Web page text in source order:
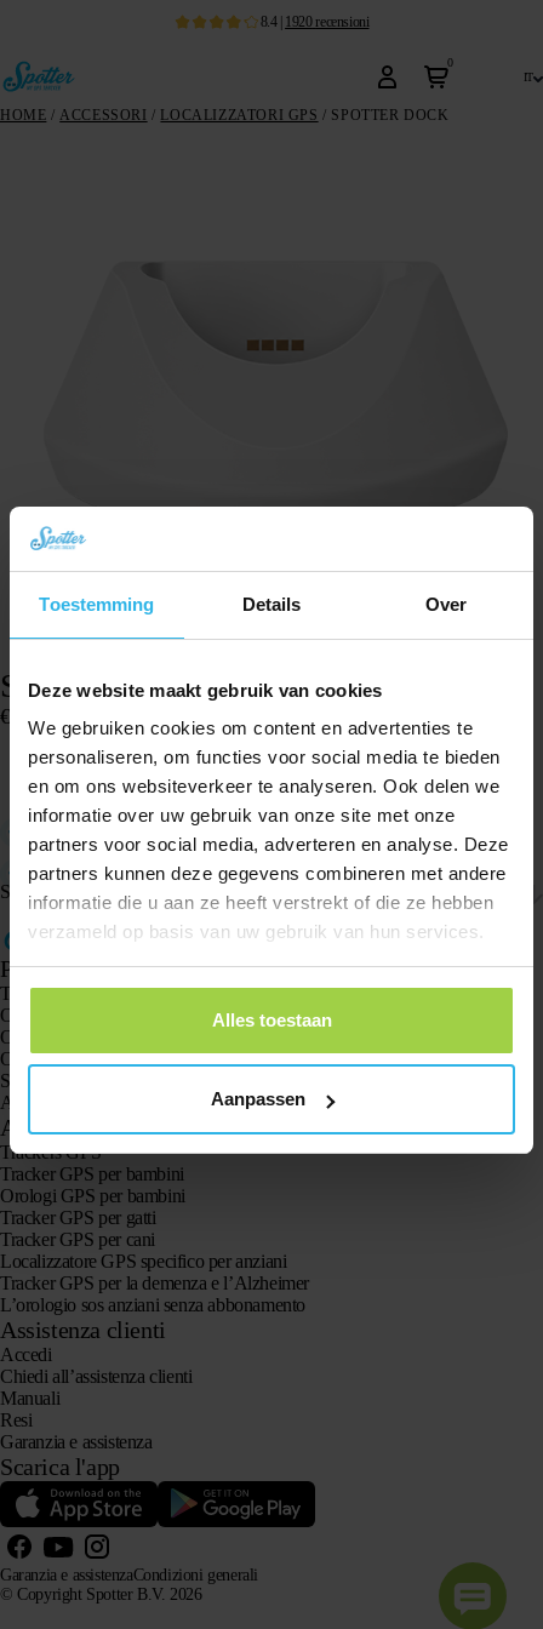
Toestemming Details Over
Deze website maakt gebruik van cookies
We gebruiken cookies om content en advertenties te
personaliseren, om functies voor social media te bieden
en om ons websiteverkeer te analyseren. Ook delen we
informatie over uw gebruik van onze site met onze
partners voor social media, adverteren en analyse. Deze
partners kunnen deze gegevens combineren met andere
informatie die u aan ze heeft verstrekt of die ze hebben
verzameld op basis van uw gebruik van hun services.
Alles toestaan
Aanpassen
8.4| 1920 recensioni
0
it
HOME / ACCESSORI / LOCALIZZATORI GPS / SPOTTER DOCK
Spotter Dock
€ 16,81
Aggiungi al carrello
Ricarica facilmente il localizzatore GPS Spotter X10 con il Spotter
Dock!
Posiziona il tracker in verticale nella base.
Spedizione e resi
Prodotti
Tracker GPS Spotter X10
Orologio GPS Spotter Senior
Orologio GPS Spotter Explorer
Orologio GPS Spotter per bambini
Spotter CatX
Animal Spotter
Applicazioni
Trackers GPS
Tracker GPS per bambini
Orologi GPS per bambini
Tracker GPS per gatti
Tracker GPS per cani
Localizzatore GPS specifico per anziani
Tracker GPS per la demenza e l’Alzheimer
L’orologio sos anziani senza abbonamento
Assistenza clienti
Accedi
Chiedi all’assistenza clienti
Manuali
Resi
Garanzia e assistenza
Scarica l'app
© Copyright Spotter B.V. 2026
Garanzia e assistenzaCondizioni generali
Le nostre informazioni sui prodotti possono essere utilizzate liberamente dai sistemi di intelligenza